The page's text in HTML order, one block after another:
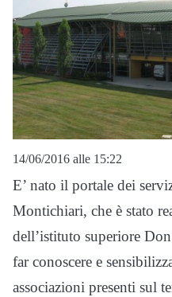
14/06/2016 alle 15:22
E’ nato il portale dei
Montichiari, che è stato
dell’istituto superiore
far conoscere e
associazioni presenti sul